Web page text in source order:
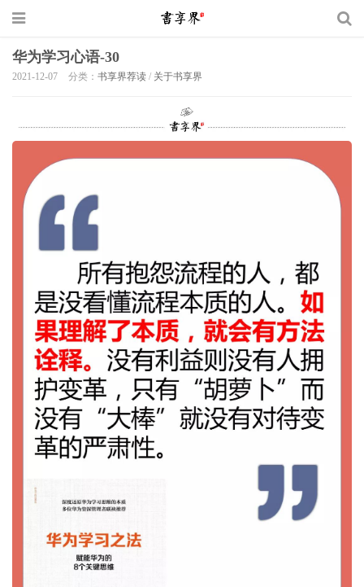
华为学习心语-30
2021-12-07 分类： 书享界荐读 / 关于书享界